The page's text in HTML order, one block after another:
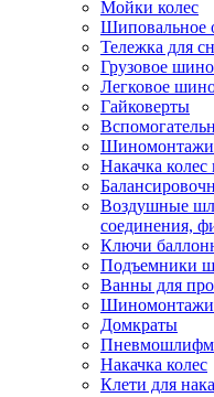
Мойки колес
Шиповальное
Тележка для
Грузовое
Легковое
Гайковерты
Шиномонтажи
Накачка колес
Воздушные
соединения,
Ключи
Подъемники
Ванны для
Шиномонтажи
Домкраты
Накачка колес
Клети для